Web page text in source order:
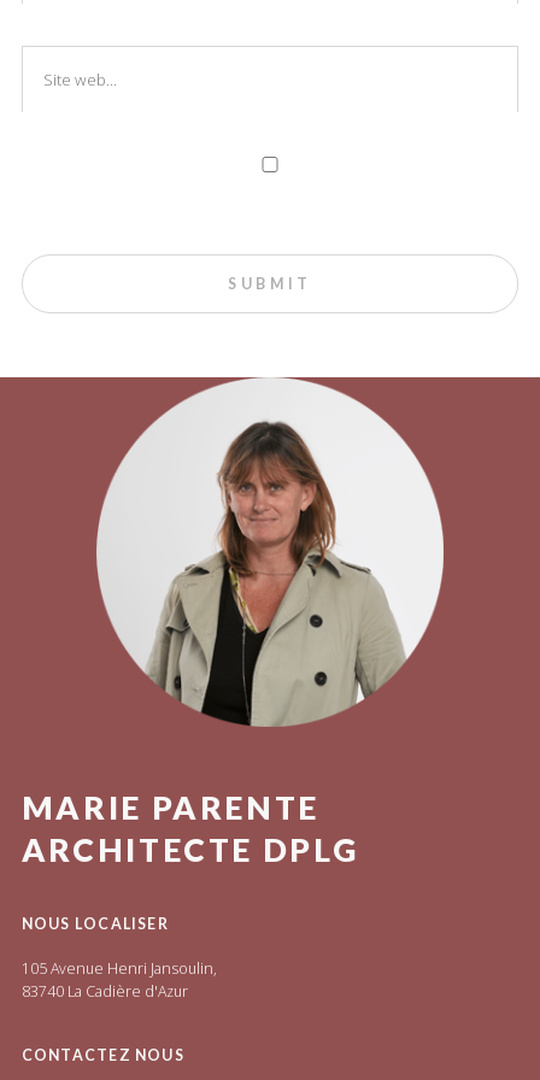
MARIE PARENTE
ARCHITECTE DPLG
NOUS LOCALISER
105 Avenue Henri Jansoulin,
83740 La Cadière d'Azur
CONTACTEZ NOUS